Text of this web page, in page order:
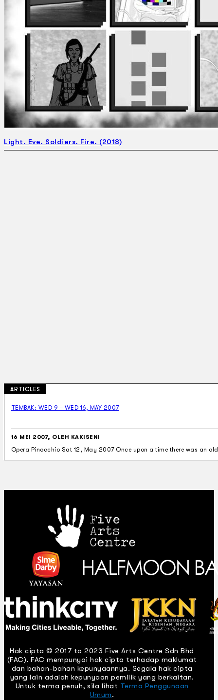
Gelintar
Light. Eve. Soldiers. Fire. (2018)
ARTICLES
TEMBAK: WED 9 – WED 16, MAY 2007
16 MEI 2007, OLEH KAKISENI
Opera Pinocchio Sat 12, May 2007 Once upon a time there was an
Hak cipta © 2017 to 2023 Five Arts Centre Sdn Bhd
(FAC). FAC mempunyai hak cipta terhadap maklumat
dan bahan-bahan kepunyaannya. Segala hak cipta
yang lain adalah kepunyaan pemilik yang berkaitan.
Untuk terma penuh, sila lihat Terma Penggunaan
Umum.